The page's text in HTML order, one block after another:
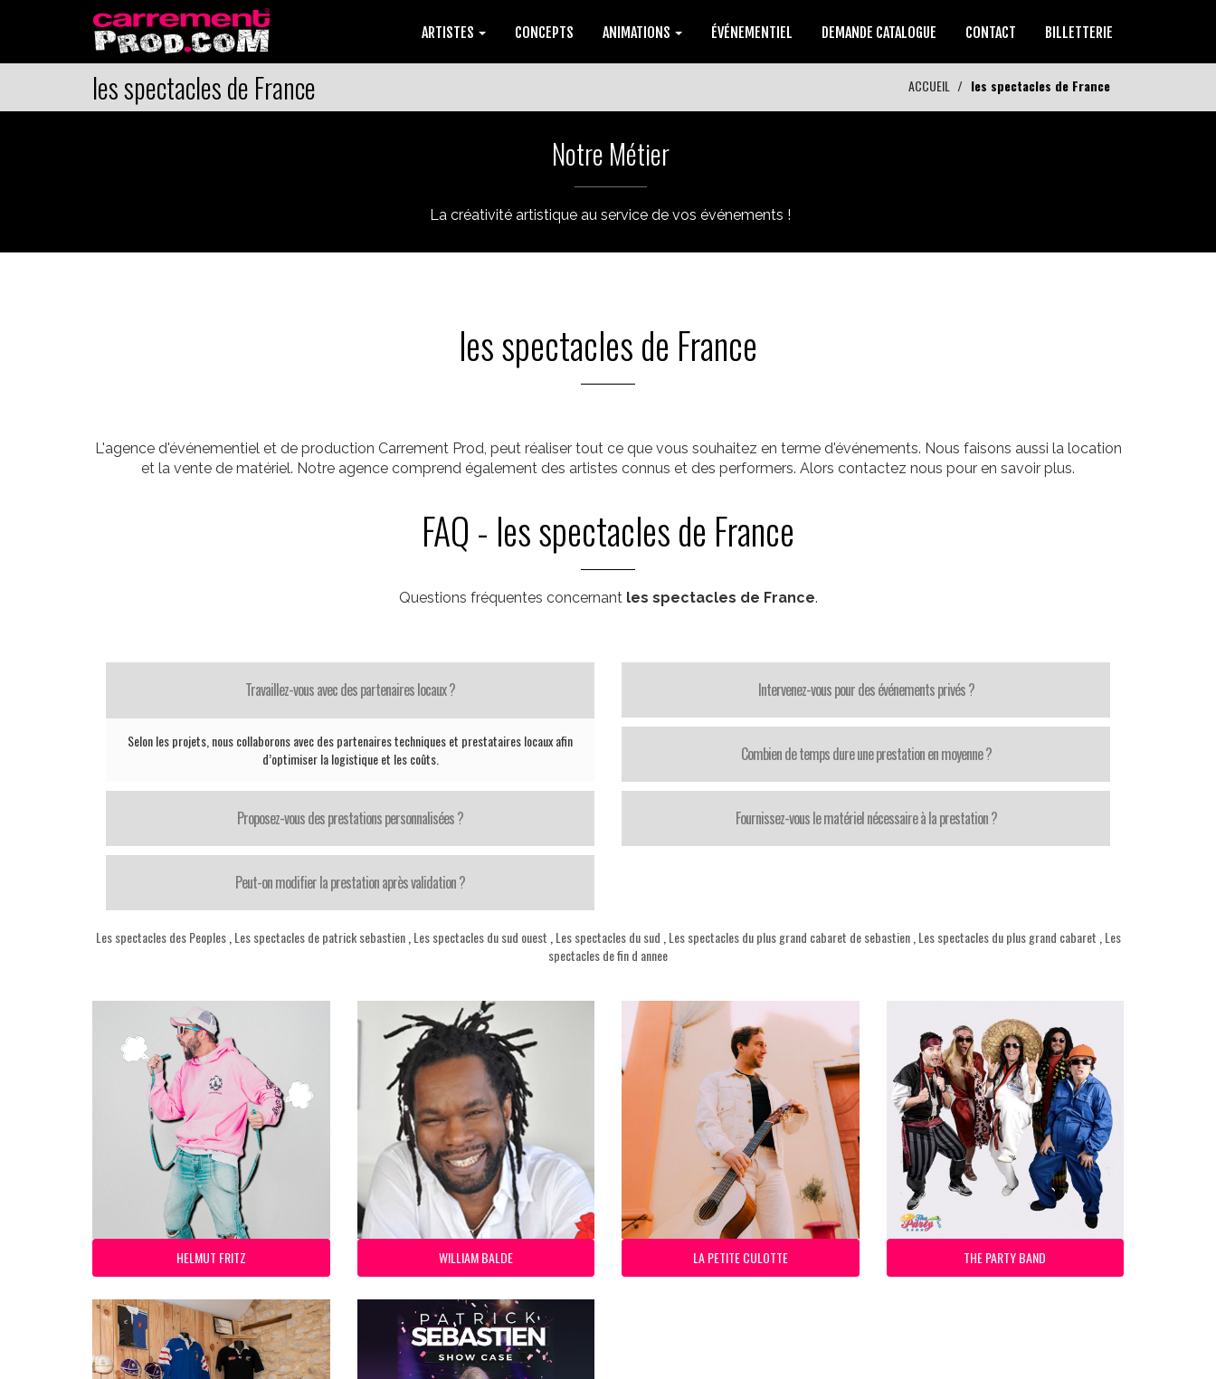
ARTISTES CONCEPTS ANIMATIONS ÉVÉNEMENTIEL DEMANDE CATALOGUE CONTACT BILLETTERIE
les spectacles de France ACCUEIL les spectacles de France
Notre Métier
La créativité artistique au service de vos événements !
les spectacles de France
L'agence d'événementiel et de production Carrement Prod, peut réaliser tout ce que vous souhaitez en terme d'événements. Nous faisons aussi la location
et la vente de matériel. Notre agence comprend également des artistes connus et des performers. Alors contactez nous pour en savoir plus.
FAQ - les spectacles de France
Questions fréquentes concernant les spectacles de France.
Travaillez-vous avec des partenaires locaux ?
Selon les projets, nous collaborons avec des partenaires techniques et prestataires locaux afin
d’optimiser la logistique et les coûts.
Proposez-vous des prestations personnalisées ?
Peut-on modifier la prestation après validation ?
Intervenez-vous pour des événements privés ?
Combien de temps dure une prestation en moyenne ?
Fournissez-vous le matériel nécessaire à la prestation ?
Les spectacles des Peoples Les spectacles de patrick sebastien, Les spectacles du sud ouest Les spectacles du sud Les spectacles du plus grand cabaret de sebastien, Les spectacles du plus grand cabaret Les
spectacles de fin d annee
HELMUT FRITZ WILLIAM BALDE LA PETITE CULOTTE THE PARTY BAND